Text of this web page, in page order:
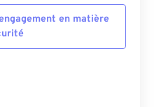
en matière